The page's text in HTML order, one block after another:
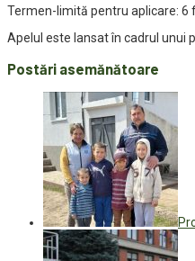
Termen-limită pentru aplicare: 6
Apelul este lansat în cadrul unui
Postări asemănătoare